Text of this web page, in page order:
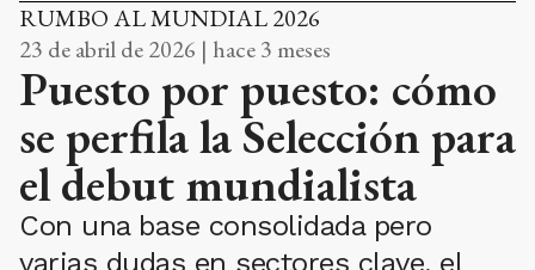
RUMBO AL MUNDIAL 2026
23 de abril de 2026 | hace 3 meses
Puesto por puesto: cómo
se perfila la Selección para
el debut mundialista
Con una base consolidada pero
varias dudas en sectores clave, el